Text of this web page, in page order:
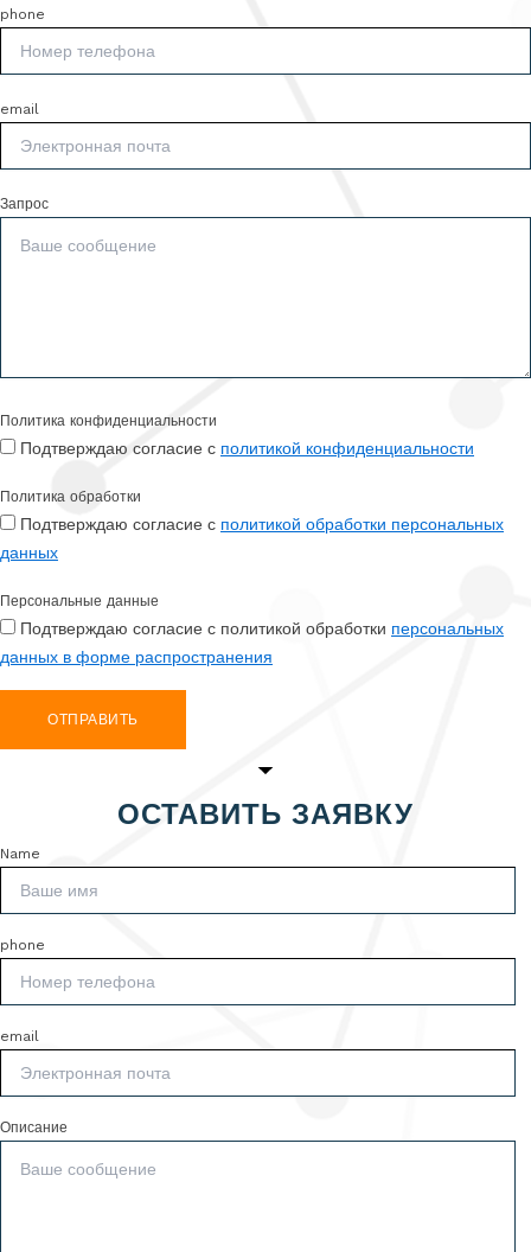
phone
email
Запрос
Политика конфиденциальности
Подтверждаю согласие с политикой конфиденциальности
Политика обработки
Подтверждаю согласие с политикой обработки персональных
данных
Персональные данные
Подтверждаю согласие с политикой обработки персональных
данных в форме распространения
ОТПРАВИТЬ
ОСТАВИТЬ ЗАЯВКУ
Name
phone
email
Описание